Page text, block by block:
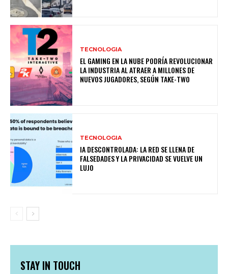
TECNOLOGIA
EL GAMING EN LA NUBE PODRÍA REVOLUCIONAR
LA INDUSTRIA AL ATRAER A MILLONES DE
NUEVOS JUGADORES, SEGÚN TAKE-TWO
TECNOLOGIA
IA DESCONTROLADA: LA RED SE LLENA DE
FALSEDADES Y LA PRIVACIDAD SE VUELVE UN
LUJO
STAY IN TOUCH